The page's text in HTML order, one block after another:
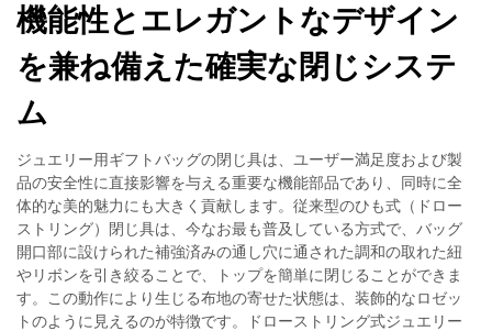
機能性とエレガントなデザイン
を兼ね備えた確実な閉じシステ
ム
ジュエリー用ギフトバッグの閉じ具は、ユーザー満足度および製
品の安全性に直接影響を与える重要な機能部品であり、同時に全
体的な美的魅力にも大きく貢献します。従来型のひも式（ドロー
ストリング）閉じ具は、今なお最も普及している方式で、バッグ
開口部に設けられた補強済みの通し穴に通された調和の取れた紐
やリボンを引き絞ることで、トップを簡単に閉じることができま
す。この動作により生じる布地の寄せた状態は、装飾的なロゼッ
トのように見えるのが特徴です。ドローストリング式ジュエリー